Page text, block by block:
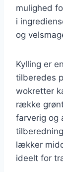
mulighed
i
og
Kylling er
tilberedes
wokretter
række
farverig og
lækker
ideelt for